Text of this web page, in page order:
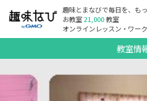
趣味とまなびで毎日を、も
お教室21,000教室
オンラインレッスン・ワー
教室情